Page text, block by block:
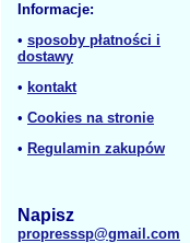
Informacje:
• sposoby płatności i
dostawy
• kontakt
• Cookies na stronie
• Regulamin zakupów
Napisz
propresssp@gmail.com